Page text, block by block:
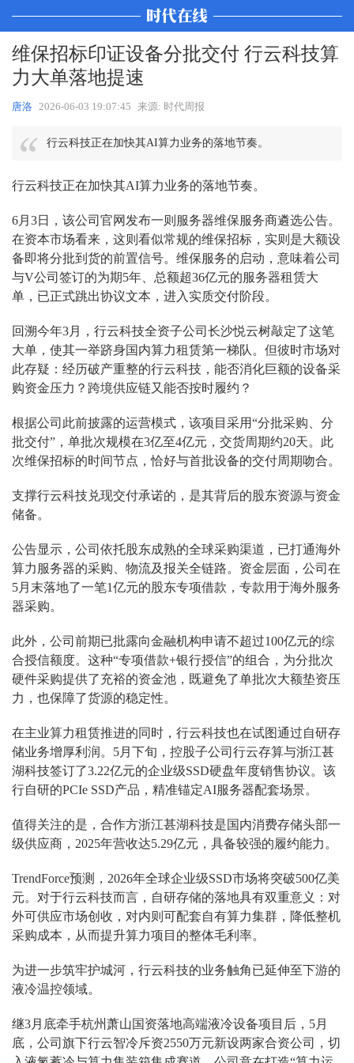
维保招标印证设备分批交付 行云科技算
力大单落地提速
唐洛 2026-06-03 19:07:45 来源: 时代周报
行云科技正在加快其AI算力业务的落地节奏。
行云科技正在加快其AI算力业务的落地节奏。
6月3日，该公司官网发布一则服务器维保服务商遴选公告。
在资本市场看来，这则看似常规的维保招标，实则是大额设
备即将分批到货的前置信号。维保服务的启动，意味着公司
与V公司签订的为期5年、总额超36亿元的服务器租赁大
单，已正式跳出协议文本，进入实质交付阶段。
回溯今年3月，行云科技全资子公司长沙悦云树敲定了这笔
大单，使其一举跻身国内算力租赁第一梯队。但彼时市场对
此存疑：经历破产重整的行云科技，能否消化巨额的设备采
购资金压力？跨境供应链又能否按时履约？
根据公司此前披露的运营模式，该项目采用“分批采购、分
批交付”，单批次规模在3亿至4亿元，交货周期约20天。此
次维保招标的时间节点，恰好与首批设备的交付周期吻合。
支撑行云科技兑现交付承诺的，是其背后的股东资源与资金
储备。
公告显示，公司依托股东成熟的全球采购渠道，已打通海外
算力服务器的采购、物流及报关全链路。资金层面，公司在
5月末落地了一笔1亿元的股东专项借款，专款用于海外服务
器采购。
此外，公司前期已批露向金融机构申请不超过100亿元的综
合授信额度。这种“专项借款+银行授信”的组合，为分批次
硬件采购提供了充裕的资金池，既避免了单批次大额垫资压
力，也保障了货源的稳定性。
在主业算力租赁推进的同时，行云科技也在试图通过自研存
储业务增厚利润。5月下旬，控股子公司行云存算与浙江甚
湖科技签订了3.22亿元的企业级SSD硬盘年度销售协议。该
行自研的PCIe SSD产品，精准锚定AI服务器配套场景。
值得关注的是，合作方浙江甚湖科技是国内消费存储头部一
级供应商，2025年营收达5.29亿元，具备较强的履约能力。
TrendForce预测，2026年全球企业级SSD市场将突破500亿美
元。对于行云科技而言，自研存储的落地具有双重意义：对
外可供应市场创收，对内则可配套自有算力集群，降低整机
采购成本，从而提升算力项目的整体毛利率。
为进一步筑牢护城河，行云科技的业务触角已延伸至下游的
液冷温控领域。
继3月底牵手杭州萧山国资落地高端液冷设备项目后，5月
底，公司旗下行云智冷斥资2550万元新设两家合资公司，切